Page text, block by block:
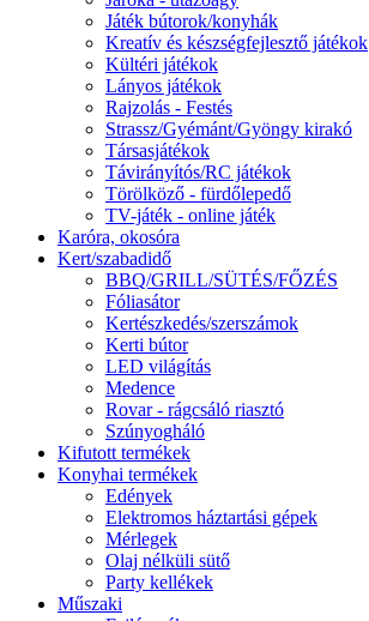
Játék bútorok/konyhák
Kreatív és készségfejlesztő játékok
Kültéri játékok
Lányos játékok
Rajzolás - Festés
Strassz/Gyémánt/Gyöngy kirakó
Társasjátékok
Távirányítós/RC játékok
Törölköző - fürdőlepedő
TV-játék - online játék
Karóra, okosóra
Kert/szabadidő
BBQ/GRILL/SÜTÉS/FŐZÉS
Fóliasátor
Kertészkedés/szerszámok
Kerti bútor
LED világítás
Medence
Rovar - rágcsáló riasztó
Szúnyogháló
Kifutott termékek
Konyhai termékek
Edények
Elektromos háztartási gépek
Mérlegek
Olaj nélküli sütő
Party kellékek
Műszaki